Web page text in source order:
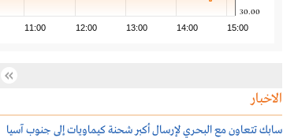
11:00 12:00 13:00 14:00 15:00
30.00
الاخبار
سابك تتعاون مع البحري لإرسال أكبر شحنة كيماويات إلى جنوب آسيا